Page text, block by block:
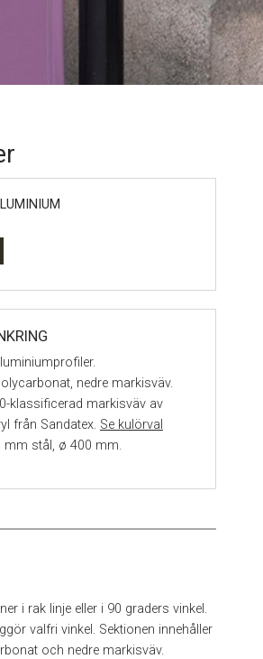
nedre markisväv.
klassificerad markisväv av
från Sandatex. Se kulörval
mm stål, ø 400 mm.
i rak linje eller i 90 graders vinkel.
valfri vinkel. Sektionen innehåller
och nedre markisväv.